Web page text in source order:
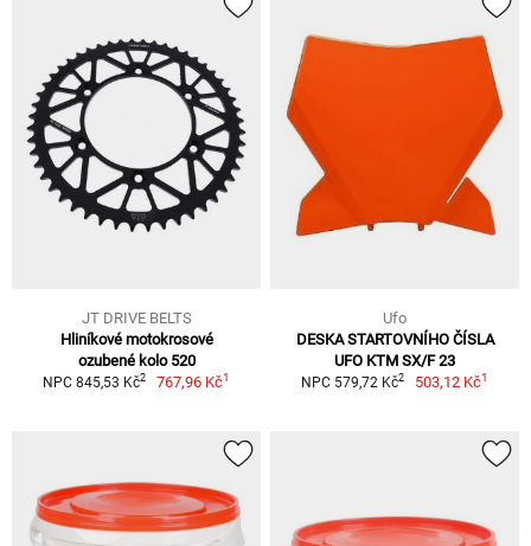
JT DRIVE BELTS
Hliníkové motokrosové
ozubené kolo 520
NPC 845,53 Kč2 767,96 Kč1
Ufo
DESKA STARTOVNÍHO ČÍSLA
UFO KTM SX/F 23
NPC 579,72 Kč2 503,12 Kč1